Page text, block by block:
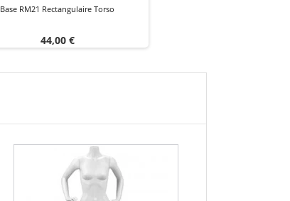
Base RM21 Rectangulaire Torso
Prix
44,00 €